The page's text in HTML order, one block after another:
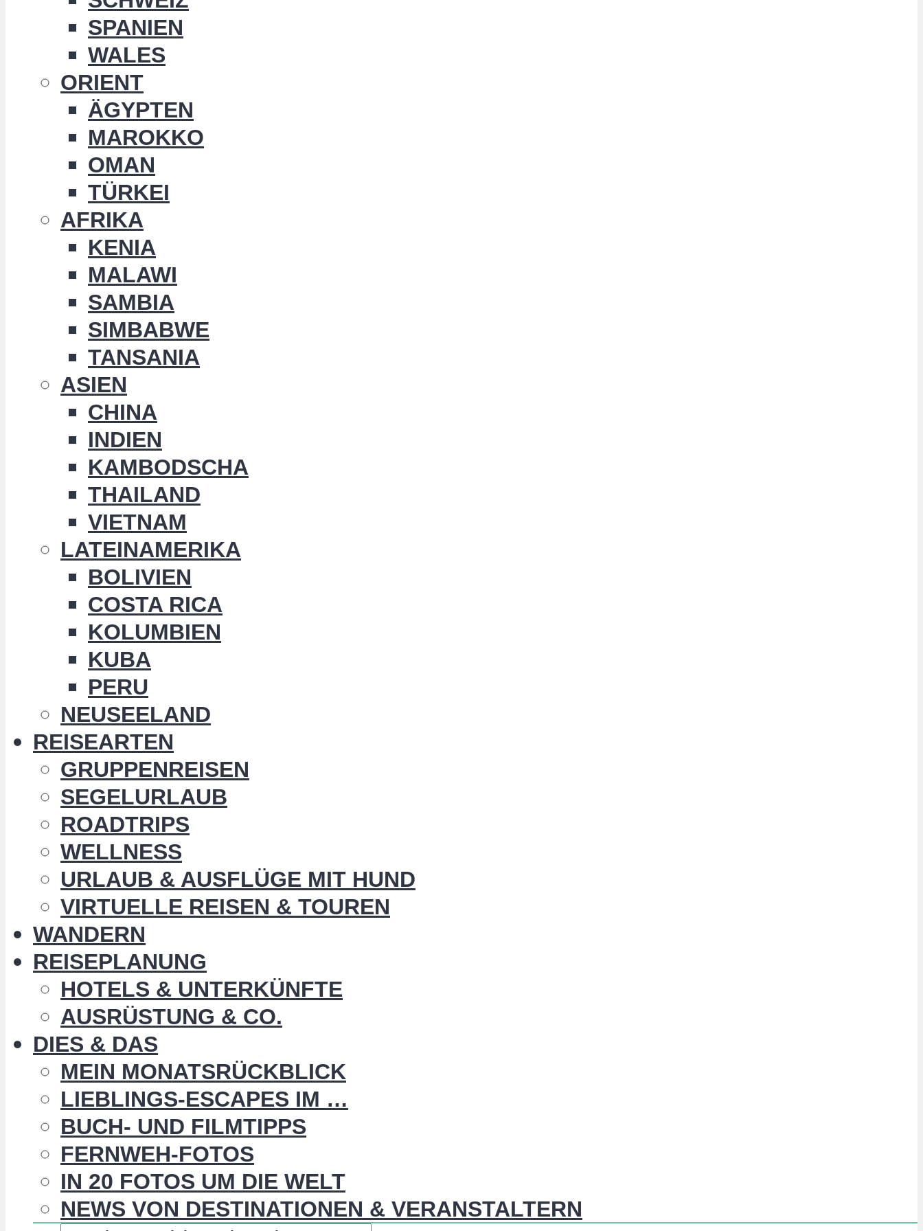
SPANIEN
WALES
ORIENT
ÄGYPTEN
MAROKKO
OMAN
TÜRKEI
AFRIKA
KENIA
MALAWI
SAMBIA
SIMBABWE
TANSANIA
ASIEN
CHINA
INDIEN
KAMBODSCHA
THAILAND
VIETNAM
LATEINAMERIKA
BOLIVIEN
COSTA RICA
KOLUMBIEN
KUBA
PERU
NEUSEELAND
REISEARTEN
GRUPPENREISEN
SEGELURLAUB
ROADTRIPS
WELLNESS
URLAUB & AUSFLÜGE MIT HUND
VIRTUELLE REISEN & TOUREN
WANDERN
REISEPLANUNG
HOTELS & UNTERKÜNFTE
AUSRÜSTUNG & CO.
DIES & DAS
MEIN MONATSRÜCKBLICK
LIEBLINGS-ESCAPES IM …
BUCH- UND FILMTIPPS
FERNWEH-FOTOS
IN 20 FOTOS UM DIE WELT
NEWS VON DESTINATIONEN & VERANSTALTERN